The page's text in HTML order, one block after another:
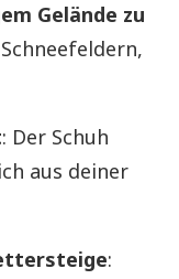
Gelände zu
: Der Schuh
aus deiner
: